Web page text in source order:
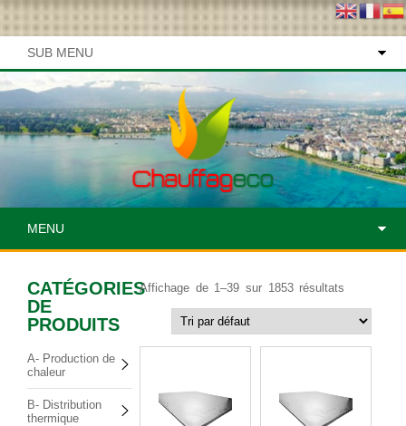
SUB MENU
MENU
CATÉGORIES
DE
PRODUITS
A- Production de
chaleur
B- Distribution
thermique
Affichage de 1–39 sur 1853 résultats